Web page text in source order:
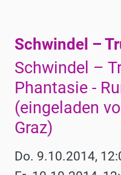
Werke
Schwindel –
Schwindel –
Phantasie -
(eingeladen
Graz)
Do. 9.10.2014,